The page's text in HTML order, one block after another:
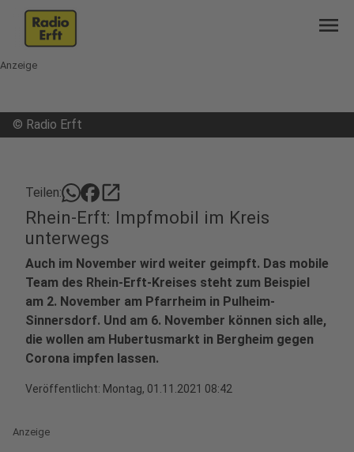
menu
Anzeige
© Radio Erft
Teilen: open_in_new
Rhein-Erft: Impfmobil im Kreis
unterwegs
Auch im November wird weiter geimpft. Das mobile
Team des Rhein-Erft-Kreises steht zum Beispiel
am 2. November am Pfarrheim in Pulheim-
Sinnersdorf. Und am 6. November können sich alle,
die wollen am Hubertusmarkt in Bergheim gegen
Corona impfen lassen.
Veröffentlicht: Montag, 01.11.2021 08:42
Anzeige